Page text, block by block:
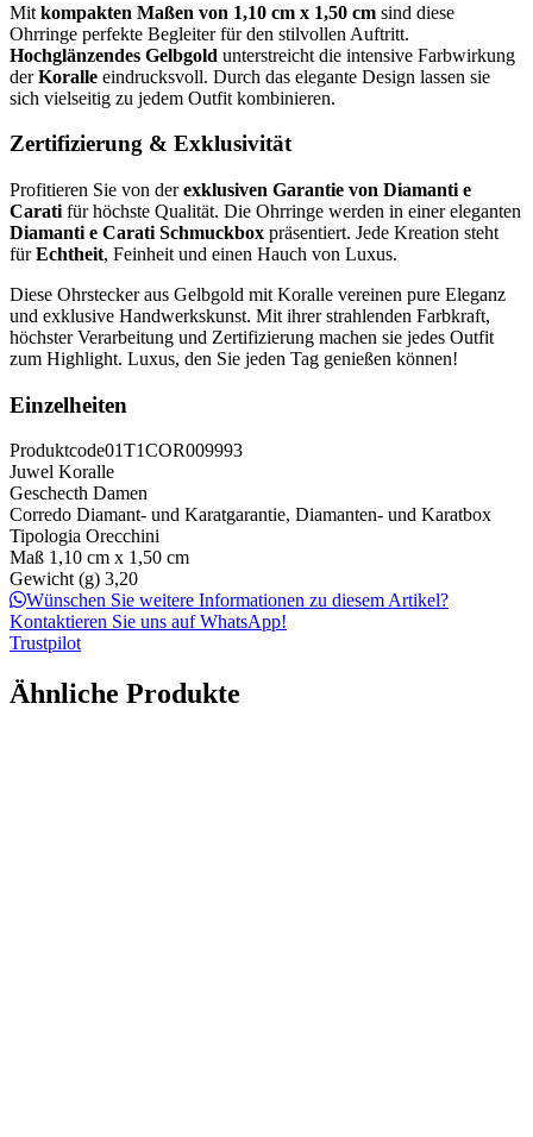
Mit kompakten Maßen von 1,10 cm x 1,50 cm sind diese
Ohrringe perfekte Begleiter für den stilvollen Auftritt.
Hochglänzendes Gelbgold unterstreicht die intensive Farbwirkung
derKoralle eindrucksvoll. Durch das elegante Design lassen sie
sich vielseitig zu jedem Outfit kombinieren.
Zertifizierung & Exklusivität
Profitieren Sie von derexklusiven Garantie von Diamanti e
Carati für höchste Qualität. Die Ohrringe werden in einer eleganten
Diamanti e Carati Schmuckbox präsentiert. Jede Kreation steht
fürEchtheit, Feinheit und einen Hauch von Luxus.
Diese Ohrstecker aus Gelbgold mit Koralle vereinen pure Eleganz
und exklusive Handwerkskunst. Mit ihrer strahlenden Farbkraft,
höchster Verarbeitung und Zertifizierung machen sie jedes Outfit
zum Highlight. Luxus, den Sie jeden Tag genießen können!
Einzelheiten
Produktcode01T1COR009993
Juwel Koralle
Geschecth Damen
Corredo Diamant- und Karatgarantie, Diamanten- und Karatbox
Tipologia Orecchini
Maß 1,10 cm x 1,50 cm
Gewicht (g) 3,20
Wünschen Sie weitere Informationen zu diesem Artikel?
Kontaktieren Sie uns auf WhatsApp!
Trustpilot
Ähnliche Produkte